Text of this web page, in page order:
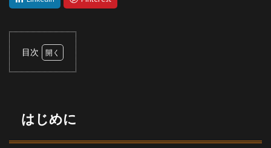
目次
結果
2.1
はじめに